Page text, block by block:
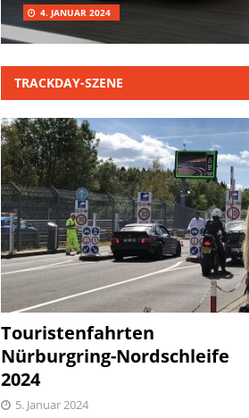
4. JANUAR 2024
TRACKDAY-SZENE
Touristenfahrten
Nürburgring-Nordschleife
2024
5. Januar 2024